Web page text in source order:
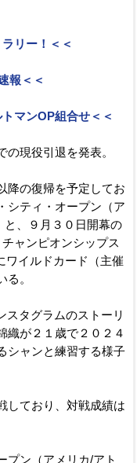
リー！＜＜
報＜＜
マンOP組合せ＜＜
の現役引退を発表。
降の復帰を予定してお
シティ・オープン（ア
と、９月３０日開幕の
ャンピオンシップス
ワイルドカード（主催
。
スタグラムのストーリ
織が２１歳で２０２４
シャンと練習する様子
しており、対戦成績は
プン（アメリカ/アト